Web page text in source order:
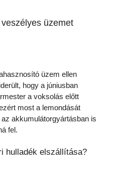
üzemet
üzem ellen
hogy a júniusban
a voksolás előtt
most a lemondását
akkumulátorgyártásban is
fel.